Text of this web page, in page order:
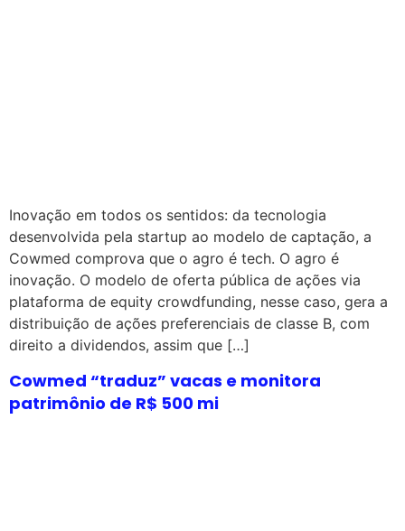
Inovação em todos os sentidos: da tecnologia
desenvolvida pela startup ao modelo de captação, a
Cowmed comprova que o agro é tech. O agro é
inovação. O modelo de oferta pública de ações via
plataforma de equity crowdfunding, nesse caso, gera a
distribuição de ações preferenciais de classe B, com
direito a dividendos, assim que […]
Cowmed “traduz” vacas e monitora
patrimônio de R$ 500 mi